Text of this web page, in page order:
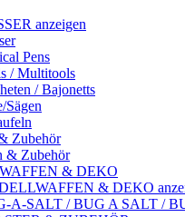
anzeigen
Pens
/ Multitools
/ Bajonetts
Sägen
Zubehör
& Zubehör
& DEKO
& DEKO
A-SALT / BUG A SALT /